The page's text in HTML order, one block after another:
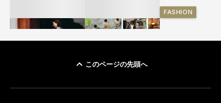
FASHION
このページの先頭へ